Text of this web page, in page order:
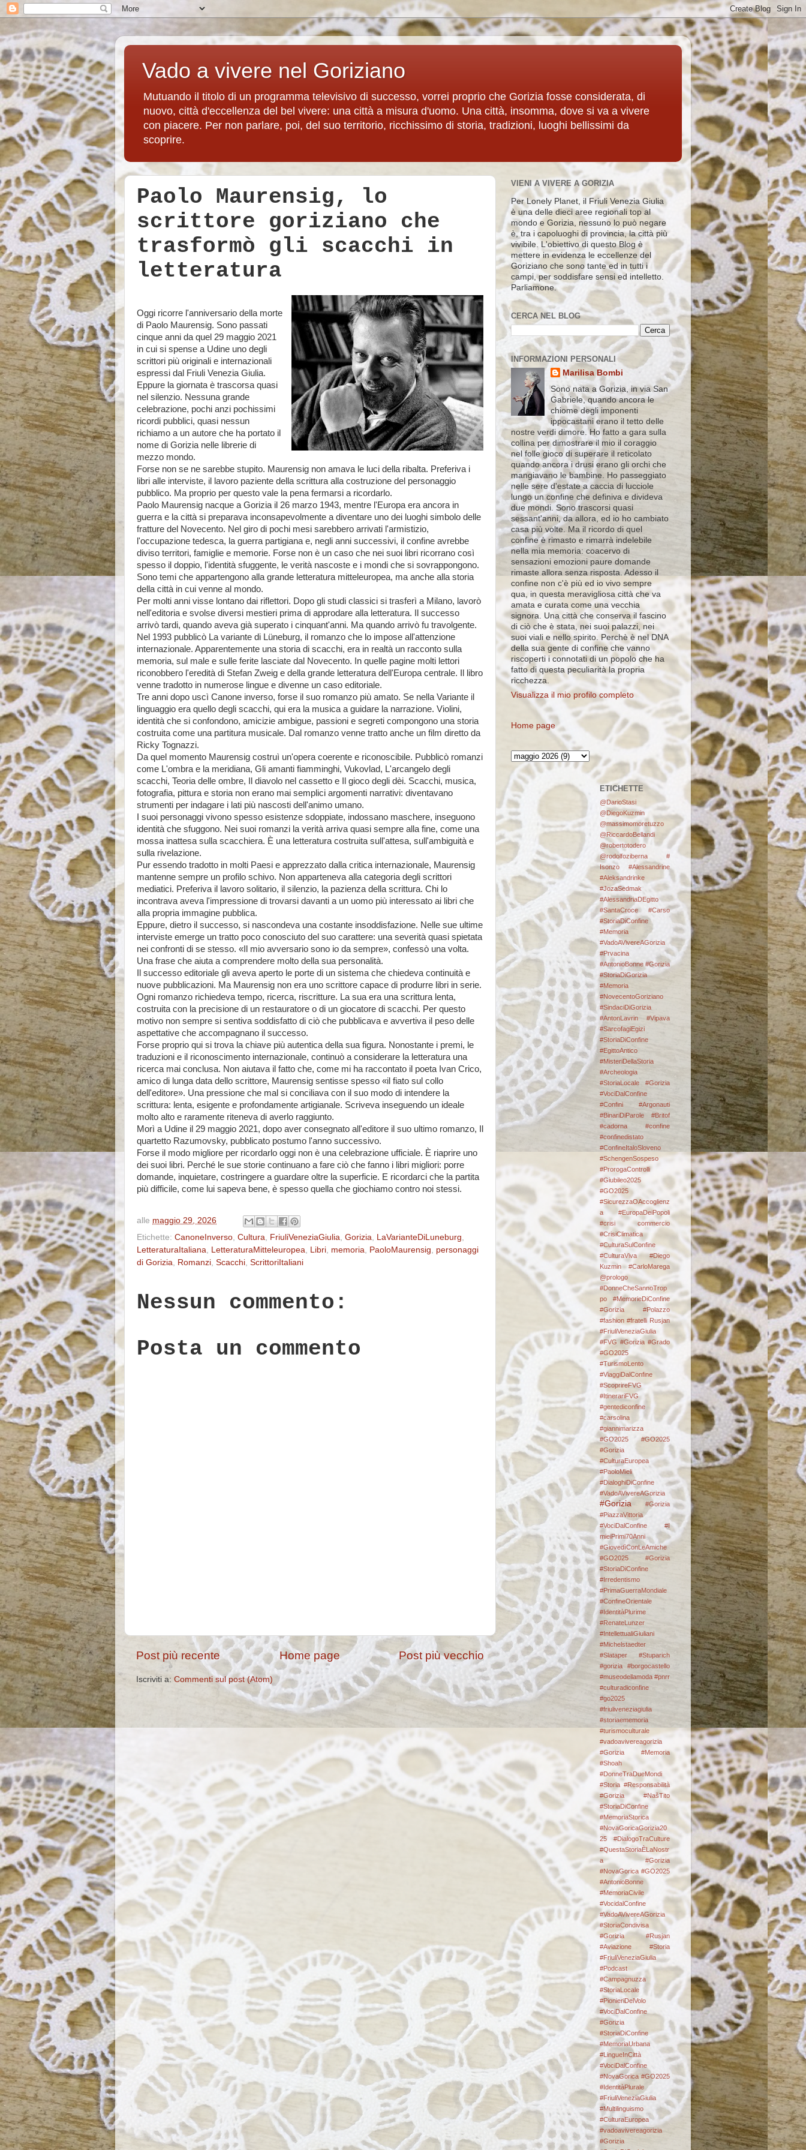
Vado a vivere nel Goriziano
Mutuando il titolo di un programma televisivo di successo, vorrei proprio che Gorizia fosse considerata, di
nuovo, città d'eccellenza del bel vivere: una città a misura d'uomo. Una città, insomma, dove si va a vivere
con piacere. Per non parlare, poi, del suo territorio, ricchissimo di storia, tradizioni, luoghi bellissimi da
scoprire.
Paolo Maurensig, lo
scrittore goriziano che
trasformò gli scacchi in
letteratura
Oggi ricorre l'anniversario della morte
di Paolo Maurensig. Sono passati
cinque anni da quel 29 maggio 2021
in cui si spense a Udine uno degli
scrittori più originali e internazionali
espressi dal Friuli Venezia Giulia.
Eppure la giornata è trascorsa quasi
nel silenzio. Nessuna grande
celebrazione, pochi anzi pochissimi
ricordi pubblici, quasi nessun
richiamo a un autore che ha portato il
nome di Gorizia nelle librerie di
mezzo mondo.
Forse non se ne sarebbe stupito. Maurensig non amava le luci della ribalta. Preferiva i
libri alle interviste, il lavoro paziente della scrittura alla costruzione del personaggio
pubblico. Ma proprio per questo vale la pena fermarsi a ricordarlo.
Paolo Maurensig nacque a Gorizia il 26 marzo 1943, mentre l'Europa era ancora in
guerra e la città si preparava inconsapevolmente a diventare uno dei luoghi simbolo delle
fratture del Novecento. Nel giro di pochi mesi sarebbero arrivati l'armistizio,
l'occupazione tedesca, la guerra partigiana e, negli anni successivi, il confine avrebbe
diviso territori, famiglie e memorie. Forse non è un caso che nei suoi libri ricorrano così
spesso il doppio, l'identità sfuggente, le verità nascoste e i mondi che si sovrappongono.
Sono temi che appartengono alla grande letteratura mitteleuropea, ma anche alla storia
della città in cui venne al mondo.
Per molti anni visse lontano dai riflettori. Dopo gli studi classici si trasferì a Milano, lavorò
nell'editoria e svolse diversi mestieri prima di approdare alla letteratura. Il successo
arrivò tardi, quando aveva già superato i cinquant'anni. Ma quando arrivò fu travolgente.
Nel 1993 pubblicò La variante di Lüneburg, il romanzo che lo impose all'attenzione
internazionale. Apparentemente una storia di scacchi, era in realtà un racconto sulla
memoria, sul male e sulle ferite lasciate dal Novecento. In quelle pagine molti lettori
riconobbero l'eredità di Stefan Zweig e della grande letteratura dell'Europa centrale. Il libro
venne tradotto in numerose lingue e divenne un caso editoriale.
Tre anni dopo uscì Canone inverso, forse il suo romanzo più amato. Se nella Variante il
linguaggio era quello degli scacchi, qui era la musica a guidare la narrazione. Violini,
identità che si confondono, amicizie ambigue, passioni e segreti compongono una storia
costruita come una partitura musicale. Dal romanzo venne tratto anche un film diretto da
Ricky Tognazzi.
Da quel momento Maurensig costruì un'opera coerente e riconoscibile. Pubblicò romanzi
come L'ombra e la meridiana, Gli amanti fiamminghi, Vukovlad, L'arcangelo degli
scacchi, Teoria delle ombre, Il diavolo nel cassetto e Il gioco degli dèi. Scacchi, musica,
fotografia, pittura e storia non erano mai semplici argomenti narrativi: diventavano
strumenti per indagare i lati più nascosti dell'animo umano.
I suoi personaggi vivono spesso esistenze sdoppiate, indossano maschere, inseguono
identità che sfuggono. Nei suoi romanzi la verità arriva quasi sempre alla fine, come una
mossa inattesa sulla scacchiera. È una letteratura costruita sull'attesa, sull'ambiguità e
sulla rivelazione.
Pur essendo tradotto in molti Paesi e apprezzato dalla critica internazionale, Maurensig
mantenne sempre un profilo schivo. Non apparteneva alla categoria degli scrittori
mediatici. Preferiva il lavoro solitario, il silenzio, la pazienza della scrittura. Chi lo
incontrava aveva l'impressione di trovarsi davanti a un uomo più interessato ai libri che
alla propria immagine pubblica.
Eppure, dietro il successo, si nascondeva una costante insoddisfazione. Nelle sue ultime
interviste emerge un tratto poco conosciuto del suo carattere: una severità quasi spietata
nei confronti di se stesso. «Il mio avversario sono io da sempre», confessò una volta.
Una frase che aiuta a comprendere molto della sua personalità.
Il successo editoriale gli aveva aperto le porte di un sistema che chiedeva continuità e
nuove pubblicazioni. Ma Maurensig non era uno scrittore capace di produrre libri in serie.
Ogni romanzo richiedeva tempo, ricerca, riscritture. La sua era una scrittura lenta,
costruita con la precisione di un restauratore o di un giocatore di scacchi. Per questo
motivo non sempre si sentiva soddisfatto di ciò che pubblicava e avvertiva il peso delle
aspettative che accompagnano il successo.
Forse proprio qui si trova la chiave più autentica della sua figura. Nonostante i premi, le
traduzioni e il riconoscimento internazionale, continuò a considerare la letteratura una
ricerca mai conclusa. Non aiutava il fatto che, come mi ha raccontato il poeta Ivan Crico,
amico di lunga data dello scrittore, Maurensig sentisse spesso «il fiato sul collo
dell'editore». Una pressione che mal si conciliava con il suo modo di intendere la
scrittura: lenta, esigente e profondamente artigianale. Scriveva inseguendo un ideale
molto alto e raramente riteneva di averlo raggiunto.
Morì a Udine il 29 maggio 2021, dopo aver consegnato all'editore il suo ultimo romanzo, Il
quartetto Razumovsky, pubblicato postumo l'anno successivo.
Forse il modo migliore per ricordarlo oggi non è una celebrazione ufficiale. È riaprire uno
dei suoi libri. Perché le sue storie continuano a fare ciò che fanno i libri migliori: porre
domande, inquietare, costringere a guardare oltre la superficie. E ricordarci che la partita
più difficile, come lui sapeva bene, è spesso quella che giochiamo contro noi stessi.
alle maggio 29, 2026
Etichette: CanoneInverso Cultura FriuliVeneziaGiulia Gorizia LaVarianteDiLuneburg
LetteraturaItaliana
LetteraturaMitteleuropea Libri memoria PaoloMaurensig
personaggi
di Gorizia
Romanzi Scacchi ScrittoriItaliani
Nessun commento:
Posta un commento
Post più recente Post più vecchio
Home page
Iscriviti a: Commenti sul post (Atom)
VIENI A VIVERE A GORIZIA
Per Lonely Planet, il Friuli Venezia Giulia
è una delle dieci aree regionali top al
mondo e Gorizia, nessuno lo può negare
è, tra i capoluoghi di provincia, la città più
vivibile. L'obiettivo di questo Blog è
mettere in evidenza le eccellenze del
Goriziano che sono tante ed in tutti i
campi, per soddisfare sensi ed intelletto.
Parliamone.
CERCA NEL BLOG
INFORMAZIONI PERSONALI
Marilisa Bombi
Sono nata a Gorizia, in via San
Gabriele, quando ancora le
chiome degli imponenti
ippocastani erano il tetto delle
nostre verdi dimore. Ho fatto a gara sulla
collina per dimostrare il mio il coraggio
nel folle gioco di superare il reticolato
quando ancora i drusi erano gli orchi che
mangiavano le bambine. Ho passeggiato
nelle sere d'estate a caccia di lucciole
lungo un confine che definiva e divideva
due mondi. Sono trascorsi quasi
sessant'anni, da allora, ed io ho cambiato
casa più volte. Ma il ricordo di quel
confine è rimasto e rimarrà indelebile
nella mia memoria: coacervo di
sensazioni emozioni paure domande
rimaste allora senza risposta. Adesso il
confine non c'è più ed io vivo sempre
qua, in questa meravigliosa città che va
amata e curata come una vecchia
signora. Una città che conserva il fascino
di ciò che è stata, nei suoi palazzi, nei
suoi viali e nello spirito. Perchè è nel DNA
della sua gente di confine che vanno
riscoperti i connotati di un popolo che ha
fatto di questa peculiarità la propria
ricchezza.
Visualizza il mio profilo completo
Home page
ETICHETTE
@DarioStasi
@DiegoKuzmin
@massimomoretuzzo
@RiccardoBellandi
@robertotodero
@rodolfoziberna
#
Isonzo
#Alessandrine
#Aleksandrinke
#JozaSedmak
#AlessandriaDEgitto
#SantaCroce #Carso
#StoriaDiConfine
#Memoria
#VadoAVivereAGorizia
#Prvacina
#AntonioBonne #Gorizia
#StoriaDiGorizia
#Memoria
#NovecentoGoriziano
#SindaciDiGorizia
#AntonLavrin #Vipava
#SarcofagiEgizi
#StoriaDiConfine
#EgittoAntico
#MisteriDellaStoria
#Archeologia
#StoriaLocale #Gorizia
#VociDalConfine
#Confini
#Argonauti
#BinariDiParole
#Britof
#cadorna
#confine
#confinedistato
#ConfineItaloSloveno
#SchengenSospeso
#ProrogaControlli
#Giubileo2025
#GO2025
#SicurezzaOAccoglienz
a #EuropaDeiPopoli
#crisi commercio
#CrisiClimatica
#CulturaSulConfine
#CulturaViva
#Diego
Kuzmin #CarloMarega
@prologo
#DonneCheSannoTrop
po #MemorieDiConfine
#Gorizia #Polazzo
#fashion #fratelli Rusjan
#FriuliVeneziaGiulia
#FVG #Gorizia #Grado
#GO2025
#TurismoLento
#ViaggiDalConfine
#ScoprireFVG
#ItinerariFVG
#gentediconfine
#carsolina
#giannimarizza
#GO2025
#GO2025
#Gorizia
#CulturaEuropea
#PaoloMieli
#DialoghiDiConfine
#VadoAVivereAGorizia
#Gorizia
#Gorizia
#PiazzaVittoria
#VociDalConfine #I
mieiPrimi70Anni
#GiovedìConLeAmiche
#GO2025
#Gorizia
#StoriaDiConfine
#Irredentismo
#PrimaGuerraMondiale
#ConfineOrientale
#IdentitàPlurime
#RenateLunzer
#IntellettualiGiuliani
#Michelstaedter
#Slataper #Stuparich
#gorizia #borgocastello
#museodellamoda #pnrr
#culturadiconfine
#go2025
#friuliveneziagiulia
#storiaememoria
#turismoculturale
#vadoavivereagorizia
#Gorizia #Memoria
#Shoah
#DonneTraDueMondi
#Storia #Responsabilità
#Gorizia #NašTito
#StoriaDiConfine
#MemoriaStorica
#NovaGoricaGorizia20
25 #DialogoTraCulture
#QuestaStoriaÈLaNostr
a
#Gorizia
#NovaGorica #GO2025
#AntonioBonne
#MemoriaCivile
#VocidalConfine
#VadoAVivereAGorizia
#StoriaCondivisa
#Gorizia #Rusjan
#Aviazione #Storia
#FriuliVeneziaGiulia
#Podcast
#Campagnuzza
#StoriaLocale
#PionieriDelVolo
#VociDalConfine
#Gorizia
#StoriaDiConfine
#MemoriaUrbana
#LingueInCittà
#VociDalConfine
#NovaGorica #GO2025
#IdentitàPlurale
#FriuliVeneziaGiulia
#Multilinguismo
#CulturaEuropea
#vadoavivereagorizia
#Gorizia